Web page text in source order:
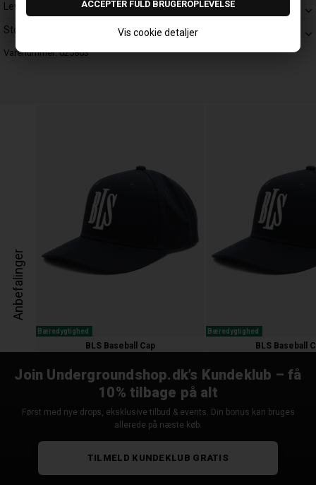
Vis cookie detaljer
Levering
Størrelsesguide
Varenummer:025863
Anbefalinger
Bæredygtighed
BLS Baseball Cap
Bæredygtighed
BLS Baseball
Join Undergroundshop.dk’s Kundeklub – få
10% tilbage på alt
Først med nye drops, eksklusive tilbud & events. Din bonus kan bruges
allerede på næste køb.
TILMELD KUNDEKLUB GRATIS